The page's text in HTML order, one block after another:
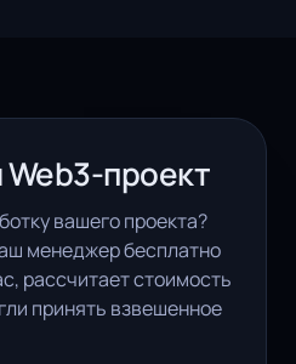
проект
вашего проекта?
менеджер бесплатно
рассчитает стоимость
принять взвешенное